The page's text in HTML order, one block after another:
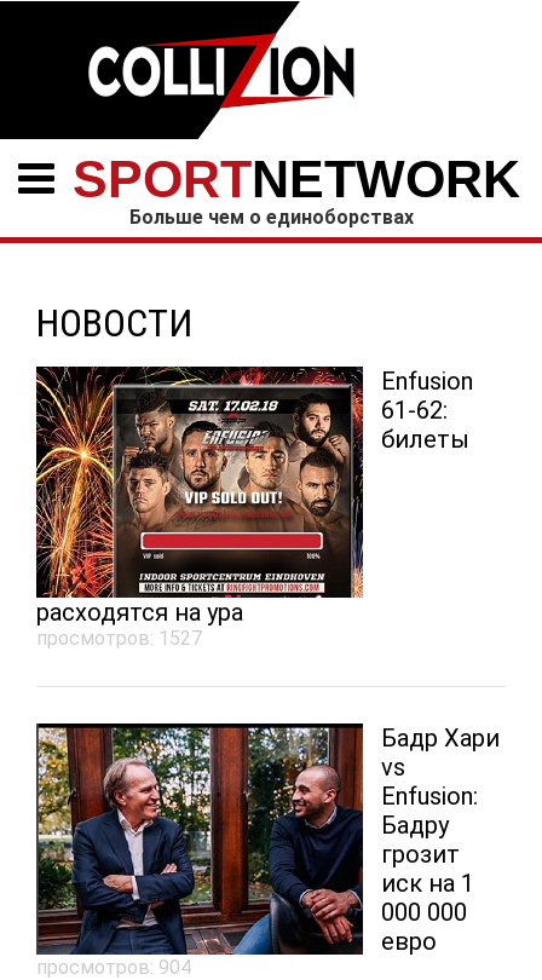
SPORTNETWORK
Больше чем о единоборствах
НОВОСТИ
Enfusion
61-62:
билеты
расходятся на ура
просмотров: 1527
Бадр Хари
vs
Enfusion:
Бадру
грозит
иск на 1
000 000
евро
просмотров: 904